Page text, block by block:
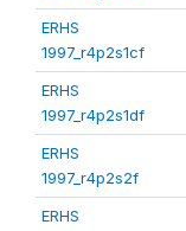
ERHS
1997_r4p2s1cf
ERHS
1997_r4p2s1df
ERHS
1997_r4p2s2f
ERHS